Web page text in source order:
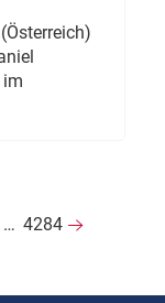
im
… 4284